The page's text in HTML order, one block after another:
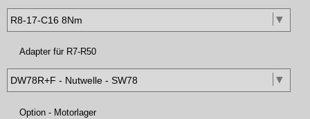
Adapter für R7-R50
Option - Motorlager